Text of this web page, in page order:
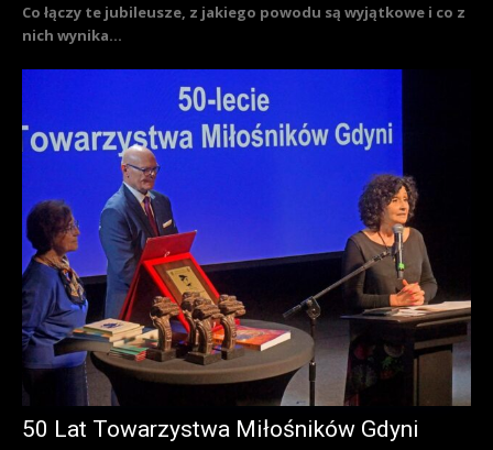
Co łączy te jubileusze, z jakiego powodu są wyjątkowe i co z
nich wynika...
50 Lat Towarzystwa Miłośników Gdyni